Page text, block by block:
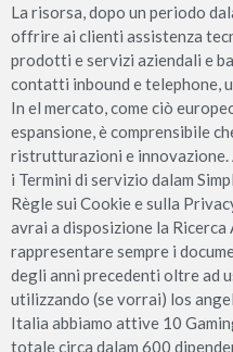
La risorsa, dopo un periodo
offrire ai clienti assistenza
prodotti e servizi aziendali e
contatti inbound e telephone,
In el mercato, come ciò
espansione, è comprensibile
ristrutturazioni e innovazione.
i Termini di servizio dalam
Règle sui Cookie e sulla
avrai a disposizione la Ricerca
rappresentare sempre i
degli anni precedenti oltre ad
utilizzando (se vorrai) los
Italia abbiamo attive 10
totale circa dalam 600